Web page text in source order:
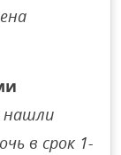
нашли
в срок 1-